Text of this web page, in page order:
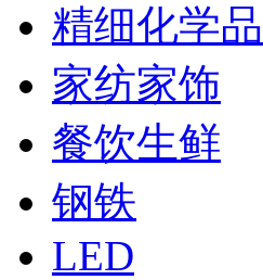
精细化学品
家纺家饰
餐饮生鲜
钢铁
LED